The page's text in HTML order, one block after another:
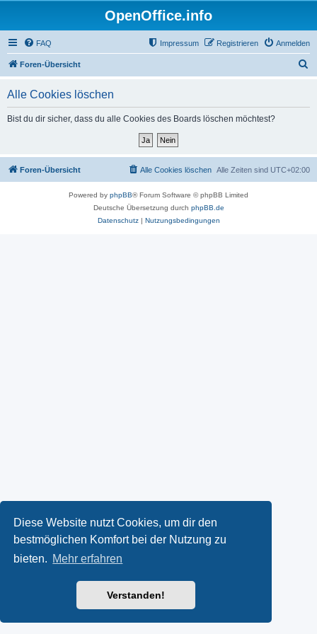
Diese Website nutzt Cookies, um dir den
bestmöglichen Komfort bei der Nutzung zu
bieten. Mehr erfahren
Verstanden!
OpenOffice.info
FAQ Anmelden
Registrieren
Impressum
Foren-Übersicht
Alle Cookies löschen
Bist du dir sicher, dass du alle Cookies des Boards löschen möchtest?
Foren-Übersicht Alle Zeiten sind UTC+02:00
Alle Cookies löschen
Powered by phpBB® Forum Software © phpBB Limited
Deutsche Übersetzung durch phpBB.de
Datenschutz| Nutzungsbedingungen